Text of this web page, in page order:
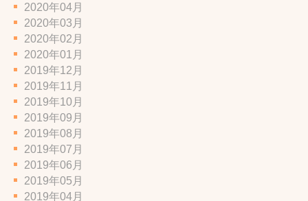
2020年04月
2020年03月
2020年02月
2020年01月
2019年12月
2019年11月
2019年10月
2019年09月
2019年08月
2019年07月
2019年06月
2019年05月
2019年04月